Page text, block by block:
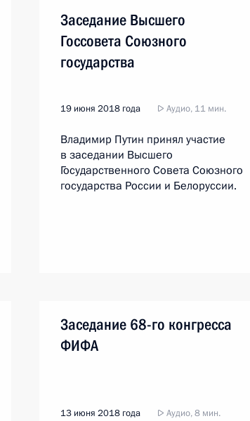
Заседание Высшего
Госсовета Союзного
государства
19 июня 2018 года Аудио, 11 мин.
Владимир Путин принял участие
в заседании Высшего
Государственного Совета Союзного
государства России и Белоруссии.
Заседание 68-го конгресса
ФИФА
13 июня 2018 года Аудио, 8 мин.